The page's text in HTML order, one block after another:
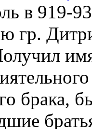
в 919-
гр.
брака,